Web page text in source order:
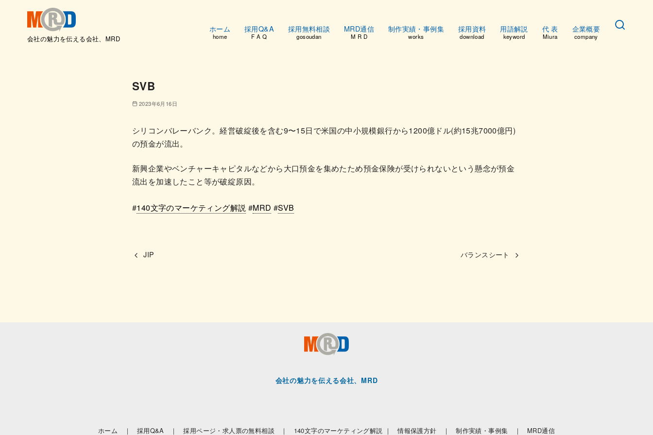
会社の魅力を伝える会社、MRD
ホーム
home
採用Q&A
F A Q
採用無料相談
gosoudan
MRD通信
M R D
制作実績・事例集
works
採用資料
download
用語解説
keyword
代 表
Miura
企業概要
company
SVB
2023年6月16日
シリコンバレーバンク。経営破綻後を含む9〜15日で米国の中小規模銀行から1200億ドル(約15兆7000億円)
の預金が流出。
新興企業やベンチャーキャピタルなどから大口預金を集めたため預金保険が受けられないという懸念が預金
流出を加速したこと等が破綻原因。
#140文字のマーケティング解説 #MRD #SVB
JIP バランスシート
会社の魅力を伝える会社、MRD
ホーム ｜ 採用Q&A ｜ 採用ページ・求人票の無料相談 ｜ 140文字のマーケティング解説 ｜ 情報保護方針 ｜ 制作実績・事例集 ｜ MRD通信